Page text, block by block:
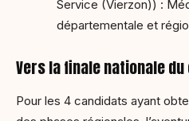
Service (Vierzon)) :
départementale et
Vers la finale nationale du
Pour les 4 candidats ayant